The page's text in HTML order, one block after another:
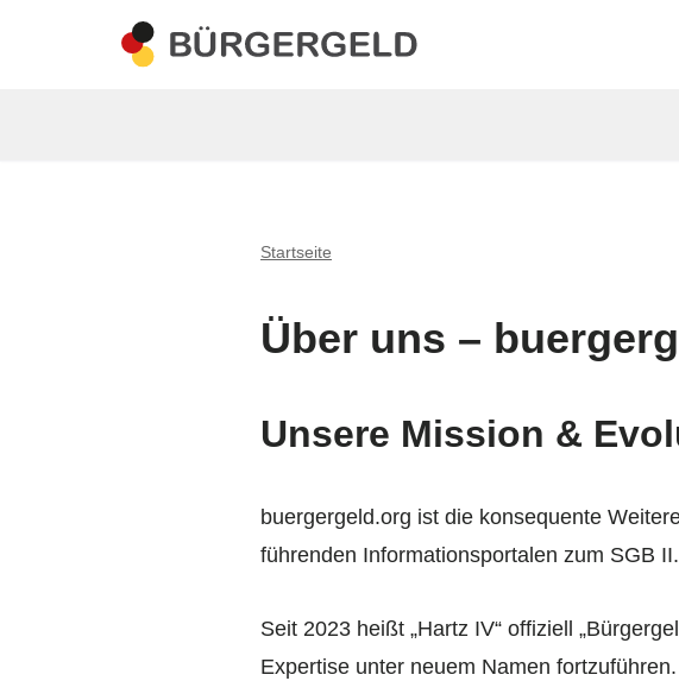
Startseite
Über uns –
Unsere Mission &
buergergeld.org ist die konsequente
führenden Informationsportalen zum SGB II.
Seit 2023 heißt „Hartz IV“ offiziell
Expertise unter neuem Namen